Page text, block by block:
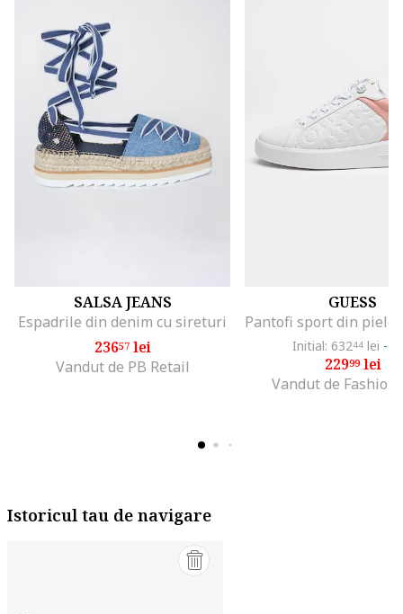
SALSA JEANS
Espadrile din denim cu sireturi
23657lei
Vandut de PB Retail
GUESS
Initial: 63244 lei -
22999lei
Vandut de Fashion
Istoricul tau de navigare